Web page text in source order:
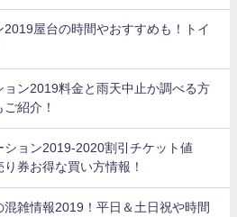
屋台の時間やおすすめも！トイ
ン2019料金と雨天中止か調べる方
紹介！
ション2019-2020割引チケット値
券お得な買い方情報！
雑情報2019！平日＆土日祝や時間